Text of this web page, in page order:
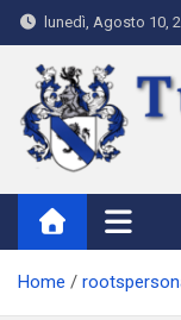
Skip
to
content
lunedì, Agosto 10,
Tutti i
Where Cioni`s
Home